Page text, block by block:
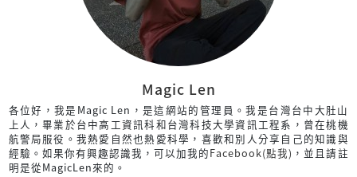
Magic Len
各位好，我是Magic Len，是這網站的管理員。我是台灣台中大肚山
上人，畢業於台中高工資訊科和台灣科技大學資訊工程系，曾在桃機
航警局服役。我熱愛自然也熱愛科學，喜歡和別人分享自己的知識與
經驗。如果你有興趣認識我，可以加我的Facebook(點我) ，並且請註
明是從MagicLen來的。